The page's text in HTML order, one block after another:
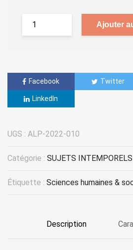
Ajouter
Facebook Twitter
LinkedIn
UGS : ALP-2022-010
Catégorie : SUJETS INTEMPORELS
Étiquette : Sciences humaines &
Description